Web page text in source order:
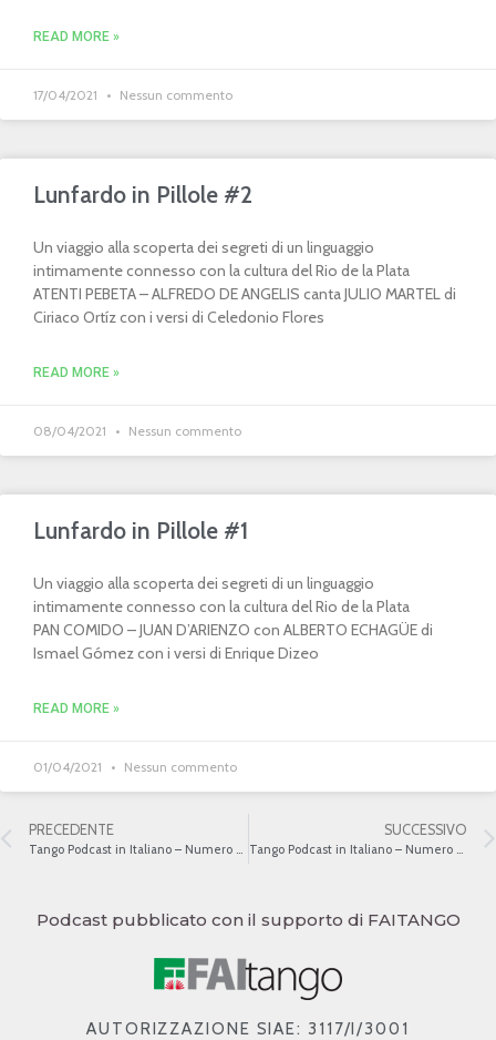
READ MORE »
17/04/2021 Nessun commento
Lunfardo in Pillole #2
Un viaggio alla scoperta dei segreti di un linguaggio
intimamente connesso con la cultura del Rio de la Plata
ATENTI PEBETA – ALFREDO DE ANGELIS canta JULIO MARTEL di
Ciriaco Ortíz con i versi di Celedonio Flores
READ MORE »
08/04/2021 Nessun commento
Lunfardo in Pillole #1
Un viaggio alla scoperta dei segreti di un linguaggio
intimamente connesso con la cultura del Rio de la Plata
PAN COMIDO – JUAN D’ARIENZO con ALBERTO ECHAGÜE di
Ismael Gómez con i versi di Enrique Dizeo
READ MORE »
01/04/2021 Nessun commento
PRECEDENTE SUCCESSIVO
Podcast pubblicato con il supporto di FAITANGO
AUTORIZZAZIONE SIAE: 3117/I/3001